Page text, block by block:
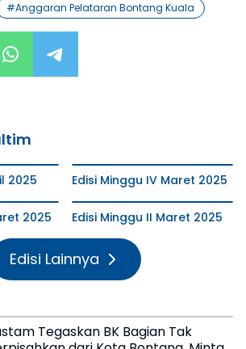
#Anggaran Pelataran Bontang Kuala
2025 Edisi Minggu IV Maret 2025
2025 Edisi Minggu II Maret 2025
Edisi Lainnya
Tegaskan BK Bagian Tak